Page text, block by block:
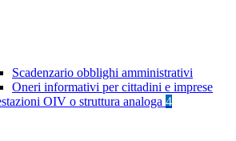
Scadenzario obblighi amministrativi
Oneri informativi per cittadini e imprese
OIV o struttura analoga 4